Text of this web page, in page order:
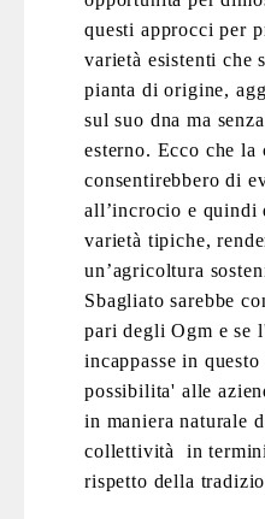
questi approcci per
varietà esistenti che
pianta di origine,
sul suo dna ma
esterno. Ecco che la
consentirebbero di
all’incrocio e quindi
varietà tipiche,
un’agricoltura
Sbagliato sarebbe
pari degli Ogm e se
incappasse in
possibilita' alle
in maniera naturale
collettività in
rispetto della